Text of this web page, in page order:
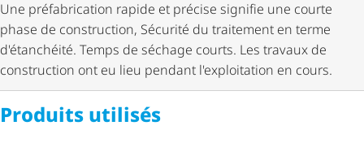
Une préfabrication rapide et précise signifie une courte
phase de construction, Sécurité du traitement en terme
d'étanchéité. Temps de séchage courts. Les travaux de
construction ont eu lieu pendant l'exploitation en cours.
Produits utilisés